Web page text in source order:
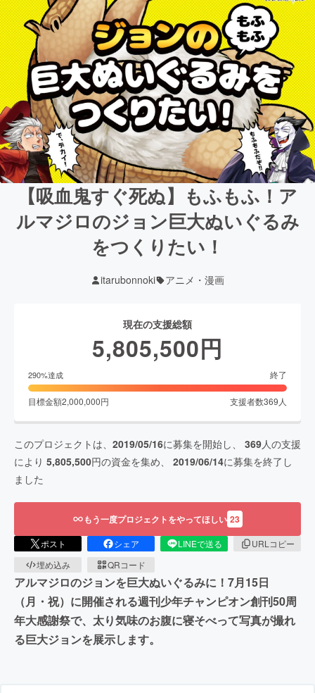
【吸血鬼すぐ死ぬ】もふもふ！ア
ルマジロのジョン巨大ぬいぐるみ
をつくりたい！
itarubonnoki アニメ・漫画
現在の支援総額
5,805,500円
290%達成 終了
目標金額2,000,000円 支援者数369人
このプロジェクトは、 2019/05/16に募集を開始し、 369人の支援
により 5,805,500円の資金を集め、 2019/06/14に募集を終了し
ました
もう一度プロジェクトをやってほしい 23
ポスト シェア LINEで送る
URLコピー
埋め込み
QRコード
アルマジロのジョンを巨大ぬいぐるみに！7月15日
（月・祝）に開催される週刊少年チャンピオン創刊50周
年大感謝祭で、太り気味のお腹に寝そべって写真が撮れ
る巨大ジョンを展示します。